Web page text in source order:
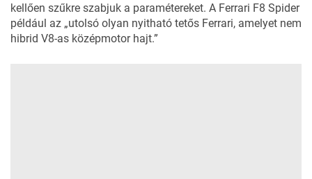
kellően szűkre szabjuk a paramétereket. A Ferrari F8 Spider
például az „utolsó olyan nyitható tetős Ferrari, amelyet nem
hibrid V8-as középmotor hajt.”